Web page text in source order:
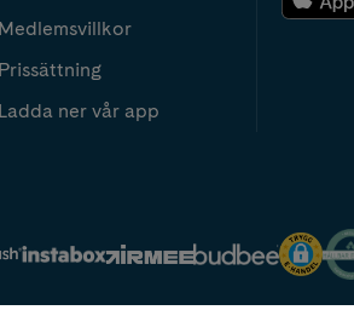
Medlemsvillkor
Prissättning
Ladda ner vår app